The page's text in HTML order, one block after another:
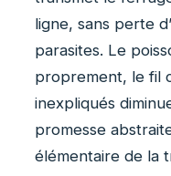
ligne, sans perte
parasites. Le
proprement, le fil
inexpliqués
promesse
élémentaire de la